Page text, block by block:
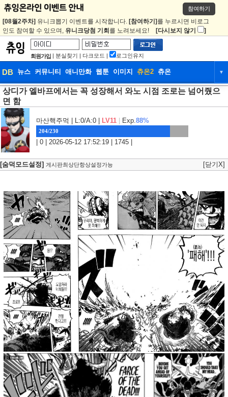
참여하기
[08월2주차] 유니크뽑기 이벤트를 시작합니다. [참여하기] 를 누르시면 비로그
인도 참여할 수 있으며, 유니크당첨 기회 를 노려보세요! [다시보지 않기 ]
회원가입 | 분실찾기 | 다크모드 | 로그인유지
DB 뉴스 커뮤니티 애니만화 웹툰 이미지 츄온2 츄온 ▼
DB 뉴스 커뮤니티 애니만화
웹툰
상디가 엘바프에서는 꼭 성장해서 와노 시점 조로는 넘어줬으
면 함
마산핵주먹 | L:0/A:0 | LV11 Exp.88%
204/230
| 0 | 2026-05-12 17:52:19 | 1745 |
[숨덕모드설정] 게시판최상단항상설정가능 [닫기X]